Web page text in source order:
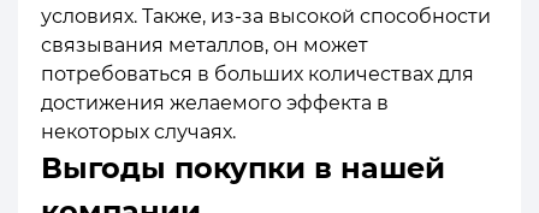
условиях. Также, из-за высокой способности
связывания металлов, он может
потребоваться в больших количествах для
достижения желаемого эффекта в
некоторых случаях.
Выгоды покупки в нашей